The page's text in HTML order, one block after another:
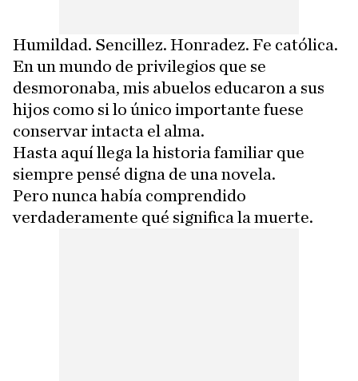
Humildad. Sencillez. Honradez. Fe católica.
En un mundo de privilegios que se
desmoronaba, mis abuelos educaron a sus
hijos como si lo único importante fuese
conservar intacta el alma.
Hasta aquí llega la historia familiar que
siempre pensé digna de una novela.
Pero nunca había comprendido
verdaderamente qué significa la muerte.